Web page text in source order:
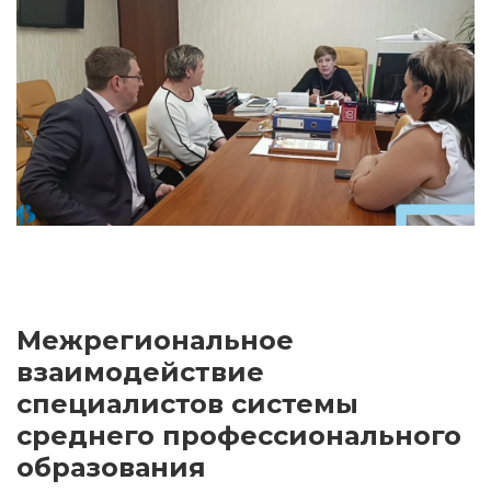
Межрегиональное
взаимодействие
специалистов системы
среднего профессионального
образования